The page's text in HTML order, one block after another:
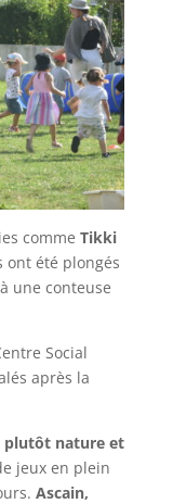
comme Tikki
ont été plongés
une conteuse
Social
après la
plutôt nature et
jeux en plein
Ascain,